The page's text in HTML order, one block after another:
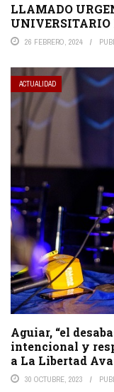
LLAMADO
26 FEBRERO, 2024
ACTUALIDAD
Aguiar, “el
intencional y
a La Libertad
30 OCTUBRE, 2023